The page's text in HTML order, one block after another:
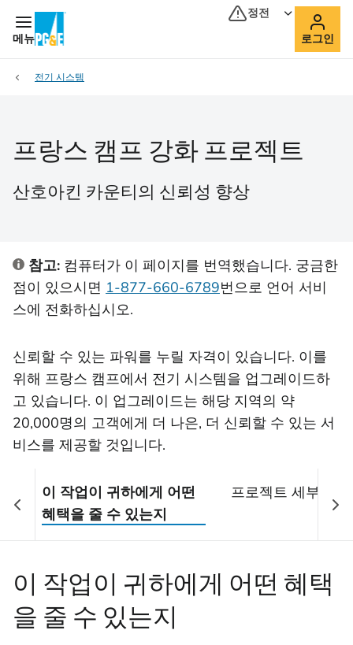
메뉴
정전
로그인
전기 시스템
프랑스 캠프 강화 프로젝트
산호아킨 카운티의 신뢰성 향상
참고: 컴퓨터가 이 페이지를 번역했습니다. 궁금한
점이 있으시면 1-877-660-6789번으로 언어 서비
스에 전화하십시오.
신뢰할 수 있는 파워를 누릴 자격이 있습니다. 이를
위해 프랑스 캠프에서 전기 시스템을 업그레이드하
고 있습니다. 이 업그레이드는 해당 지역의 약
20,000명의 고객에게 더 나은, 더 신뢰할 수 있는 서
비스를 제공할 것입니다.
이 작업이 귀하에게 어떤
혜택을 줄 수 있는지
프로젝트 세부 정보
이 작업이 귀하에게 어떤 혜택
을 줄 수 있는지